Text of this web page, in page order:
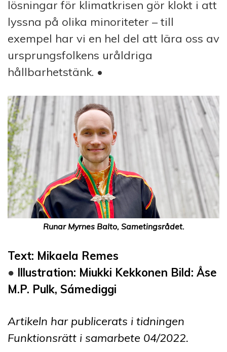
lösningar för klimatkrisen gör klokt i att
lyssna på olika minoriteter – till
exempel har vi en hel del att lära oss av
ursprungsfolkens uråldriga
hållbarhetstänk. •
Runar Myrnes Balto, Sametingsrådet.
Text: Mikaela Remes
● Illustration: Miukki Kekkonen Bild: Åse
M.P. Pulk, Sámediggi
Artikeln har publicerats i tidningen
Funktionsrätt i samarbete 04/2022.